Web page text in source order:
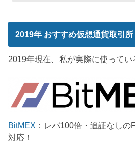
2019年 おすすめ仮想通貨取引所
2019年現在、私が実際に使ってい
BitMEX ：レバ100倍・追証なし
対応！